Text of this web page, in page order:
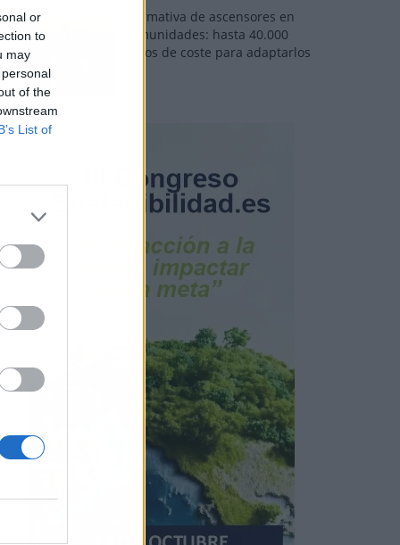
or
to
may
of the
List of
Normativa de ascensores en
comunidades: hasta 40.000
euros de coste para adaptarlos